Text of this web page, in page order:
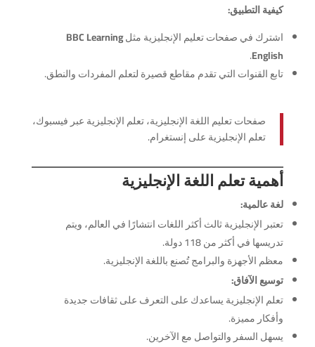
كيفية التطبيق:
اشترك في صفحات تعليم الإنجليزية مثلBBC Learning
English
.
تابع القنوات التي تقدم مقاطع قصيرة لتعلم المفردات والنطق.
صفحات تعليم اللغة الإنجليزية، تعلم الإنجليزية عبر فيسبوك،
تعلم الإنجليزية على إنستغرام.
أهمية تعلم اللغة الإنجليزية
لغة عالمية:
تعتبر الإنجليزية ثالث أكثر اللغات انتشارًا في العالم، ويتم
تدريسها في أكثر من 118 دولة.
معظم الأجهزة والبرامج تُصنع باللغة الإنجليزية.
توسيع الآفاق:
تعلم الإنجليزية يساعدك على التعرف على ثقافات جديدة
وأفكار مميزة.
يسهل السفر والتواصل مع الآخرين.